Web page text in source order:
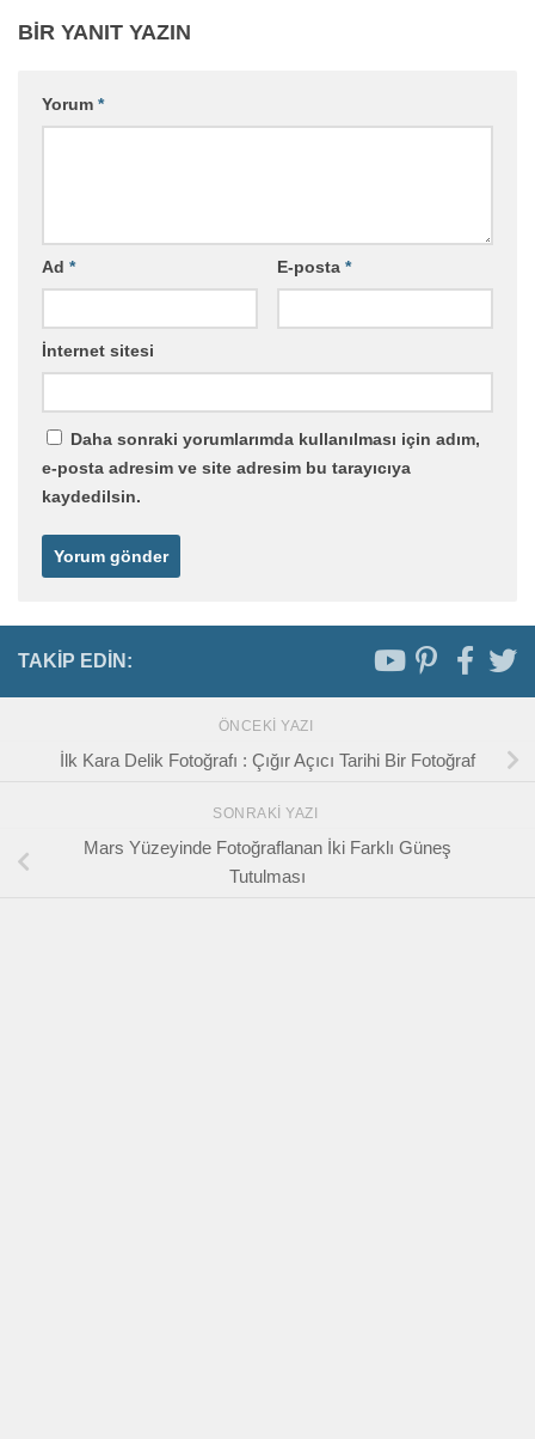
BIR YANIT YAZIN
Yorum *
Ad * E-posta *
İnternet sitesi
Daha sonraki yorumlarımda kullanılması için adım,
e-posta adresim ve site adresim bu tarayıcıya
kaydedilsin.
TAKIP EDIN:
ÖNCEKI YAZI
İlk Kara Delik Fotoğrafı : Çığır Açıcı Tarihi Bir Fotoğraf
SONRAKI YAZI
Mars Yüzeyinde Fotoğraflanan İki Farklı Güneş
Tutulması